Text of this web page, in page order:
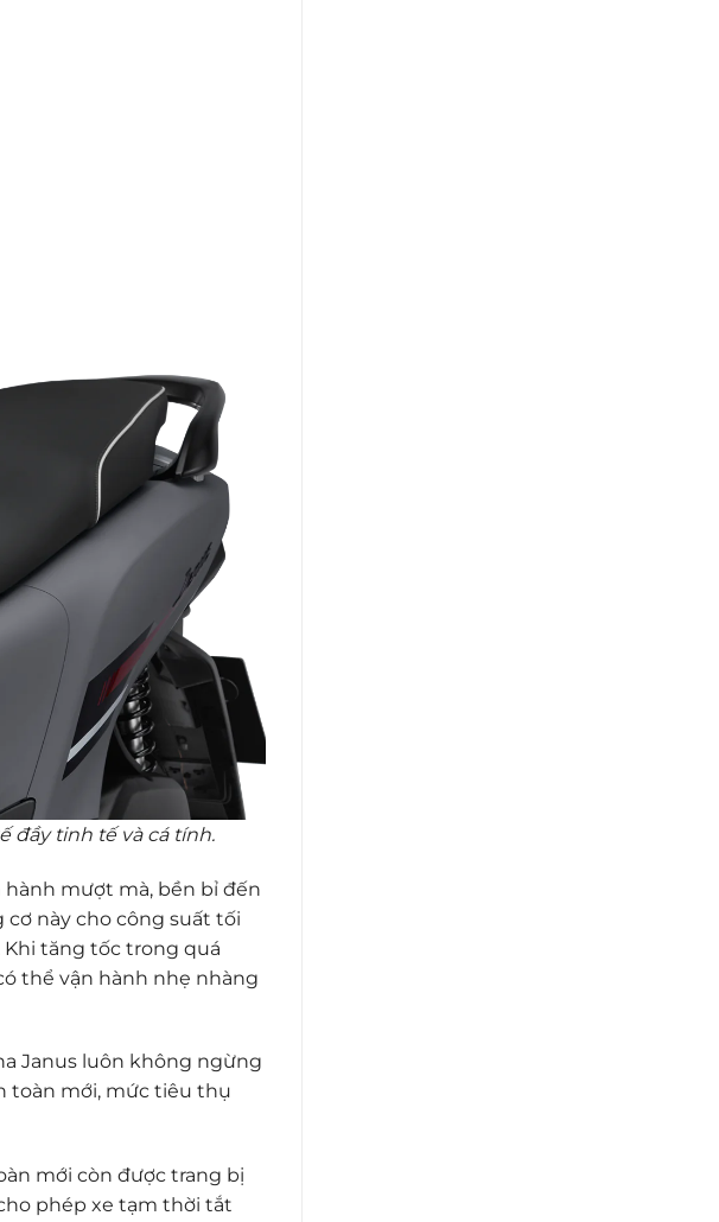
đầy tinh tế và cá tính.
hành mượt mà, bền bỉ đến
này cho công suất tối
Khi tăng tốc trong quá
thể vận hành nhẹ nhàng
Janus luôn không ngừng
toàn mới, mức tiêu thụ
mới còn được trang bị
phép xe tạm thời tắt